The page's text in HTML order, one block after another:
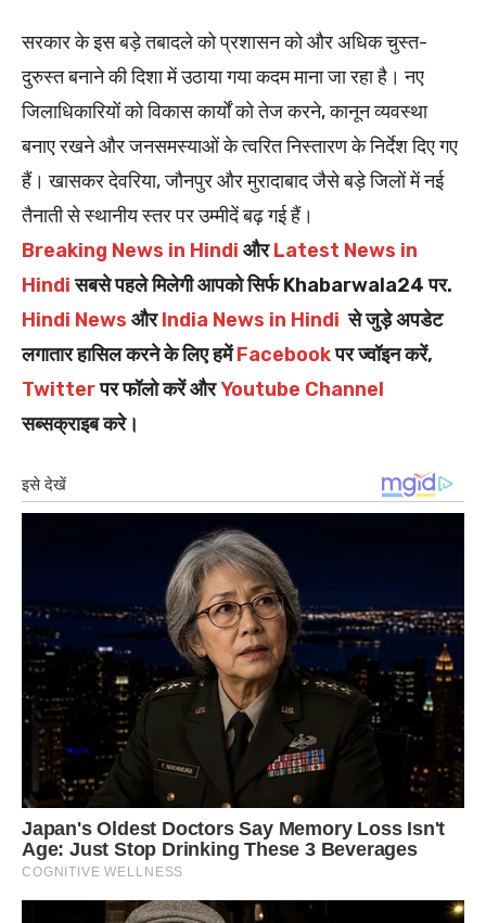
सरकार के इस बड़े तबादले को प्रशासन को और अधिक चुस्त-
दुरुस्त बनाने की दिशा में उठाया गया कदम माना जा रहा है। नए
जिलाधिकारियों को विकास कार्यों को तेज करने, कानून व्यवस्था
बनाए रखने और जनसमस्याओं के त्वरित निस्तारण के निर्देश दिए गए
हैं। खासकर देवरिया, जौनपुर और मुरादाबाद जैसे बड़े जिलों में नई
तैनाती से स्थानीय स्तर पर उम्मीदें बढ़ गई हैं।
Breaking News in Hindi औरLatest News in
Hindiसबसे पहले मिलेगी आपको सिर्फ Khabarwala24 पर.
Hindi News औरIndia News in Hindi से जुड़े अपडेट
लगातार हासिल करने के लिए हमेंFacebookपर ज्वॉइन करें,
Twitterपर फॉलो करें औरYoutube Channel
सब्सक्राइब करे।